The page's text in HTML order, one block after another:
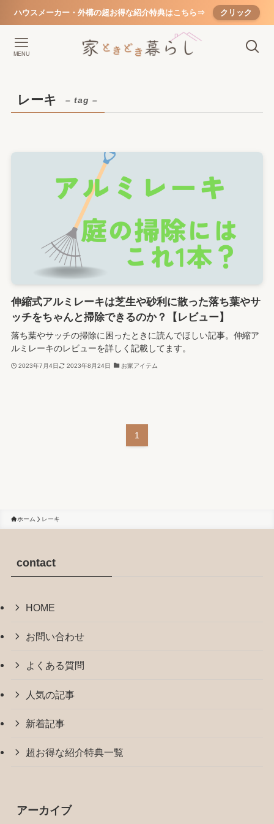
ハウスメーカー・外構の超お得な紹介特典はこちら⇒ クリック
MENU
レーキ – tag –
伸縮式アルミレーキは芝生や砂利に散った落ち葉やサ
ッチをちゃんと掃除できるのか？【レビュー】
落ち葉やサッチの掃除に困ったときに読んでほしい記事。伸縮ア
ルミレーキのレビューを詳しく記載してます。
2023年7月4日 2023年8月24日 お家アイテム
1
ホーム レーキ
contact
HOME
お問い合わせ
よくある質問
人気の記事
新着記事
超お得な紹介特典一覧
アーカイブ